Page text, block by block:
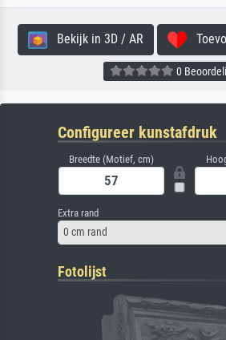
Bekijk in 3D / AR
0
Configureer kunstafdruk
Breedte (Motief, cm)
Extra rand
0 cm rand
Fotolijst